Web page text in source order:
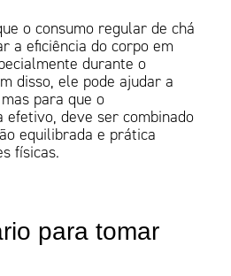
o consumo regular de chá
a eficiência do corpo em
durante o
disso, ele pode ajudar a
para que o
efetivo, deve ser combinado
equilibrada e prática
físicas.
para tomar